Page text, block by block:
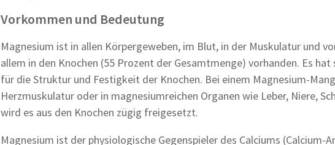
Vorkommen und Bedeutung
Magnesium ist in allen Körpergeweben, im Blut, in der Muskulatur und
allem in den Knochen (55 Prozent der Gesamtmenge) vorhanden. Es
für die Struktur und Festigkeit der Knochen. Bei einem Magnesium-
Herzmuskulatur oder in magnesiumreichen Organen wie Leber, Niere,
wird es aus den Knochen zügig freigesetzt.
Magnesium ist der physiologische Gegenspieler des Calciums (Calcium-